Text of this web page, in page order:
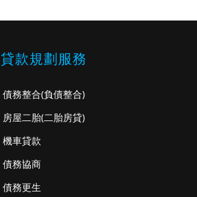
貸款規劃服務
債務整合(負債整合)
房屋二胎(二胎房貸)
機車貸款
債務協商
債務更生